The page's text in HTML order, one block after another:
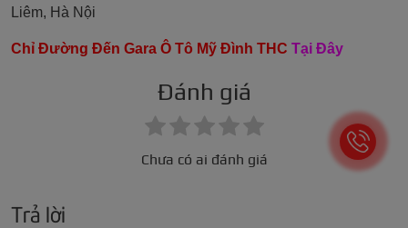
Liêm, Hà Nội
Chỉ Đường Đến Gara Ô Tô Mỹ Đình THC Tại Đây
Đánh giá
Chưa có ai đánh giá
Trả lời